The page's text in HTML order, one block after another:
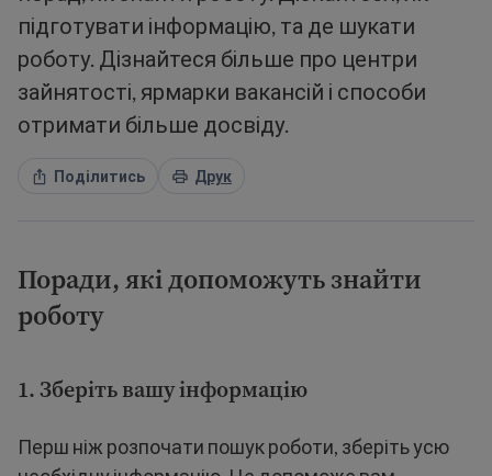
підготувати інформацію, та де шукати
роботу. Дізнайтеся більше про центри
зайнятості, ярмарки вакансій і способи
отримати більше досвіду.
Поділитись Друк
Поради, які допоможуть знайти
роботу
1. Зберіть вашу інформацію
Перш ніж розпочати пошук роботи, зберіть усю